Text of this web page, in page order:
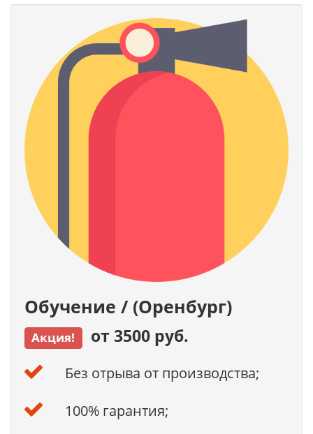
Обучение / (Оренбург)
Акция! от 3500 руб.
Без отрыва от производства;
100% гарантия;